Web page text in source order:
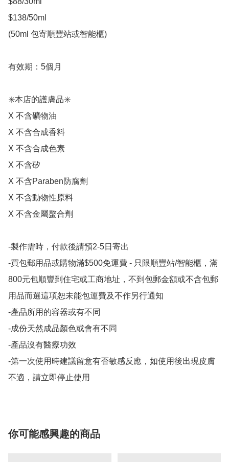
$138/50ml
(50ml 包寄順豐站或智能櫃)
有效期：5個月
✳️本店的護膚品✳️
X 不含礦物油
X 不含合成香料
X 不含合成色素
X 不含矽
X 不含Paraben防腐劑
X 不含動物性原料
X 不含金屬螯合劑
-製作需時，付款後請預2-5日寄出
-買包郵用品或購物滿$500免運費 - 只限順豐站/智能櫃，滿
800元包順豐到住宅或工商地址，不到包郵金額或不含包郵
用品而選這項恕未能包運費及不作另行通知
-產品所用的容器或有不同
-成份天然成品顏色或會有不同
-產品沒有醫療功效
-第一次使用時建議留意有否敏感反應，如使用後出現皮膚
不適，請立即停止使用
你可能感興趣的商品